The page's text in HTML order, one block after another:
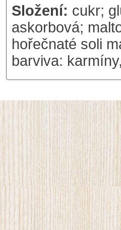
Složení: cukr;
askorbová;
hořečnaté soli
barviva: